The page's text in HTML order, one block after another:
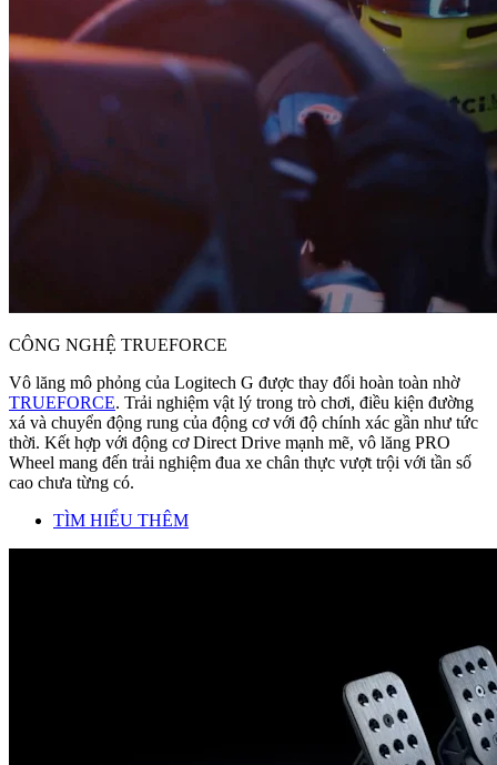
CÔNG NGHỆ TRUEFORCE
Vô lăng mô phỏng của Logitech G được thay đổi hoàn toàn nhờ
TRUEFORCE. Trải nghiệm vật lý trong trò chơi, điều kiện đường
xá và chuyển động rung của động cơ với độ chính xác gần như tức
thời. Kết hợp với động cơ Direct Drive mạnh mẽ, vô lăng PRO
Wheel mang đến trải nghiệm đua xe chân thực vượt trội với tần số
cao chưa từng có.
TÌM HIỂU THÊM